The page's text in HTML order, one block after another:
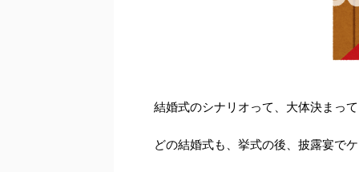
結婚式のシナリオって、大体決まっ
どの結婚式も、挙式の後、披露宴で